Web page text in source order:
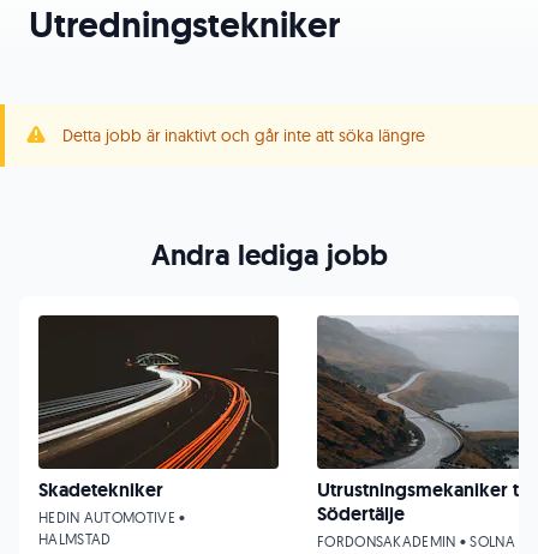
Utredningstekniker
Detta jobb är inaktivt och går inte att söka längre
Andra lediga jobb
Skadetekniker
HEDIN AUTOMOTIVE •
HALMSTAD
Utrustningsmekaniker till
Södertälje
FORDONSAKADEMIN • SOLNA